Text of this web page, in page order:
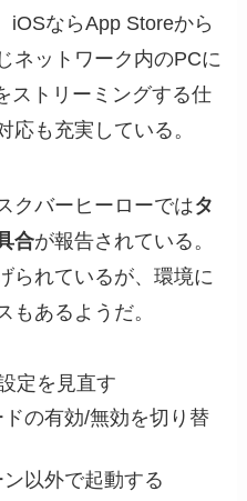
iOSならApp Storeから
ネットワーク内のPCに
ストリーミングする仕
応も充実している。
クバーヒーローではタ
合が報告されている。
られているが、環境に
もあるようだ。
定を見直す
の有効/無効を切り替
以外で起動する